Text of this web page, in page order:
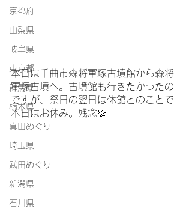
京都府
山梨県
岐阜県
東京都
群馬県
栃木県
真田めぐり
埼玉県
武田めぐり
新潟県
石川県
本日は千曲市森将軍塚古墳館から森将
軍塚古墳へ。古墳館も行きたかったの
ですが、祭日の翌日は休館とのことで
本日はお休み。残念💦